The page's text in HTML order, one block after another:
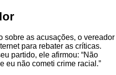
sobre as acusações, o vereador
para rebater as críticas.
partido, ele afirmou: “Não
eu não cometi crime racial.”